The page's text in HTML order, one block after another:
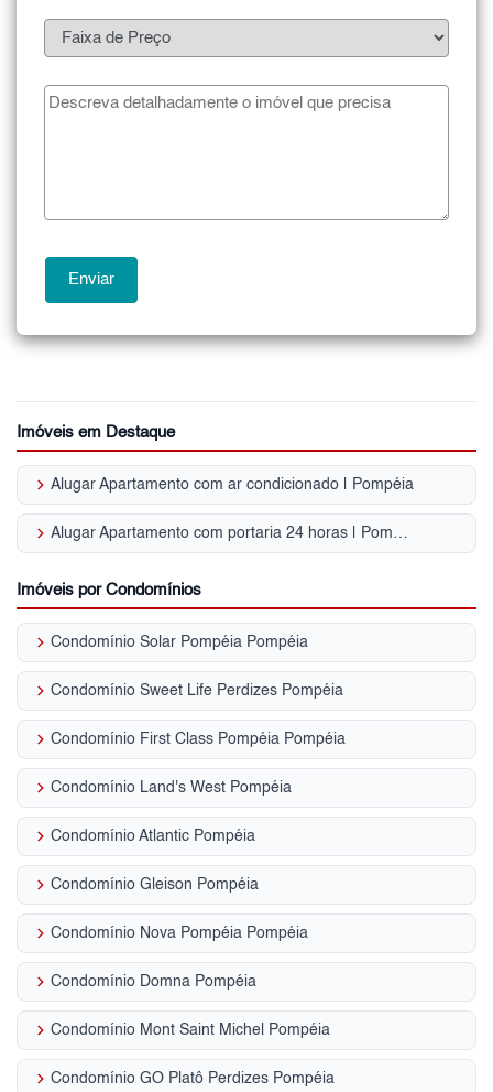
Imóveis em Destaque
keyboard_arrow_right Alugar Apartamento com ar condicionado | Pompéia
keyboard_arrow_right Alugar Apartamento com portaria 24 horas | Pompéia
Imóveis por Condomínios
keyboard_arrow_right Condomínio Solar Pompéia Pompéia
keyboard_arrow_right Condomínio Sweet Life Perdizes Pompéia
keyboard_arrow_right Condomínio First Class Pompéia Pompéia
keyboard_arrow_right Condomínio Land's West Pompéia
keyboard_arrow_right Condomínio Atlantic Pompéia
keyboard_arrow_right Condomínio Gleison Pompéia
keyboard_arrow_right Condomínio Nova Pompéia Pompéia
keyboard_arrow_right Condomínio Domna Pompéia
keyboard_arrow_right Condomínio Mont Saint Michel Pompéia
keyboard_arrow_right Condomínio GO Platô Perdizes Pompéia